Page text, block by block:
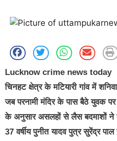
Lucknow crime news today ।
चिनहट क्षेत्र के मटियारी गांव में
जब परनामी मंदिर के पास बैठे युवक पर
के अनुसार असलहों से लैस बदमाशों ने
37 वर्षीय पुनीत यादव पुत्र सुरेंद्र